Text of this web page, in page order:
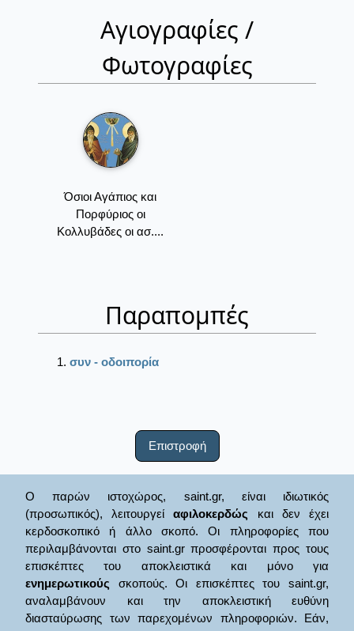
Αγιογραφίες /
Φωτογραφίες
Όσιοι Αγάπιος και
Πορφύριος οι
Κολλυβάδες οι ασ....
Παραπομπές
συν - οδοιπορία
Επιστροφή
Ο παρών ιστοχώρος, saint.gr, είναι ιδιωτικός
(προσωπικός), λειτουργείαφιλοκερδώς και δεν έχει
κερδοσκοπικό ή άλλο σκοπό. Οι πληροφορίες που
περιλαμβάνονται στο saint.gr προσφέρονται προς τους
επισκέπτες του αποκλειστικά και μόνο για
ενημερωτικούς σκοπούς. Οι επισκέπτες του saint.gr,
αναλαμβάνουν και την αποκλειστική ευθύνη
διασταύρωσης των παρεχομένων πληροφοριών. Εάν,